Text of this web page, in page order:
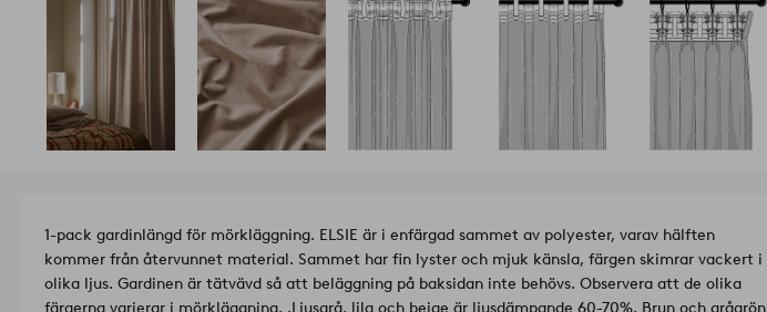
1-pack gardinlängd för mörkläggning. ELSIE är i enfärgad sammet av polyester, varav hälften
kommer från återvunnet material. Sammet har fin lyster och mjuk känsla, färgen skimrar vackert i
olika ljus. Gardinen är tätvävd så att beläggning på baksidan inte behövs. Observera att de olika
färgerna varierar i mörkläggning. .Ljusgrå, lila och beige är ljusdämpande 60-70%. Brun och grågrön